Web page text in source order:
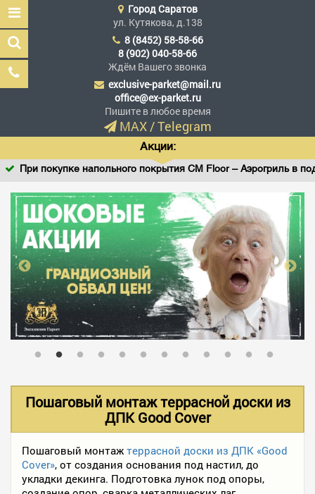
Эксклюзив Паркет
Мы сделали эксклюзив
доступным
ГЛАВНАЯ
АССОРТИМЕНТ
В НАЛИЧИИ
АКЦИИ
ФОТО РАБОТ
ГородСаратов
ул. Кутякова, д.138
8 (8452) 58-58-66
8 (902) 040-58-66
Ждём Вашего звонка
exclusive-parket@mail.ru
office@ex-parket.ru
Пишите в любое время
MAX/Telegram
Акции:
При покупке напольного покрытия CM Floor – Аэрогриль в
Пошаговый монтаж террасной доски из
ДПК Good Cover
Пошаговый монтаж террасной доски из ДПК «Good
Cover», от создания основания под настил, до
укладки декинга. Подготовка лунок под опоры,